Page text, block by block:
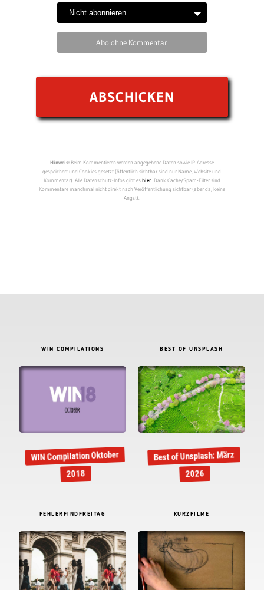
Abo ohne Kommentar
Hinweis:Beim Kommentieren werden angegebene Daten sowie IP-Adresse
gespeichert und Cookies gesetzt (öffentlich sichtbar sind nur Name, Website und
Kommentar). Alle Datenschutz-Infos gibt eshier. Dank Cache/Spam-Filter sind
Kommentare manchmal nicht direkt nach Veröffentlichung sichtbar (aber da, keine
Angst).
WIN COMPILATIONS
WIN Compilation Oktober
2018
BEST OF UNSPLASH
Best of Unsplash: März
2026
FEHLERFINDFREITAG KURZFILME